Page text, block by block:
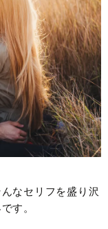
なセリフを盛り沢
す。